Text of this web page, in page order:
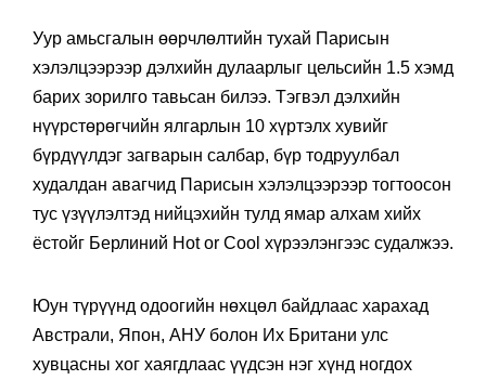
Уур амьсгалын өөрчлөлтийн тухай Парисын
хэлэлцээрээр дэлхийн дулаарлыг цельсийн 1.5 хэмд
барих зорилго тавьсан билээ. Тэгвэл дэлхийн
нүүрcтөрөгчийн ялгарлын 10 хүртэлх хувийг
бүрдүүлдэг загварын салбар, бүр тодруулбал
худалдан авагчид Парисын хэлэлцээрээр тогтоосон
тус үзүүлэлтэд нийцэхийн тулд ямар алхам хийх
ёстойг Берлиний Hot or Cool хүрээлэнгээс судалжээ.
Юун түрүүнд одоогийн нөхцөл байдлаас харахад
Австрали, Япон, АНУ болон Их Британи улс
хувцасны хог хаягдлаас үүдсэн нэг хүнд ногдох